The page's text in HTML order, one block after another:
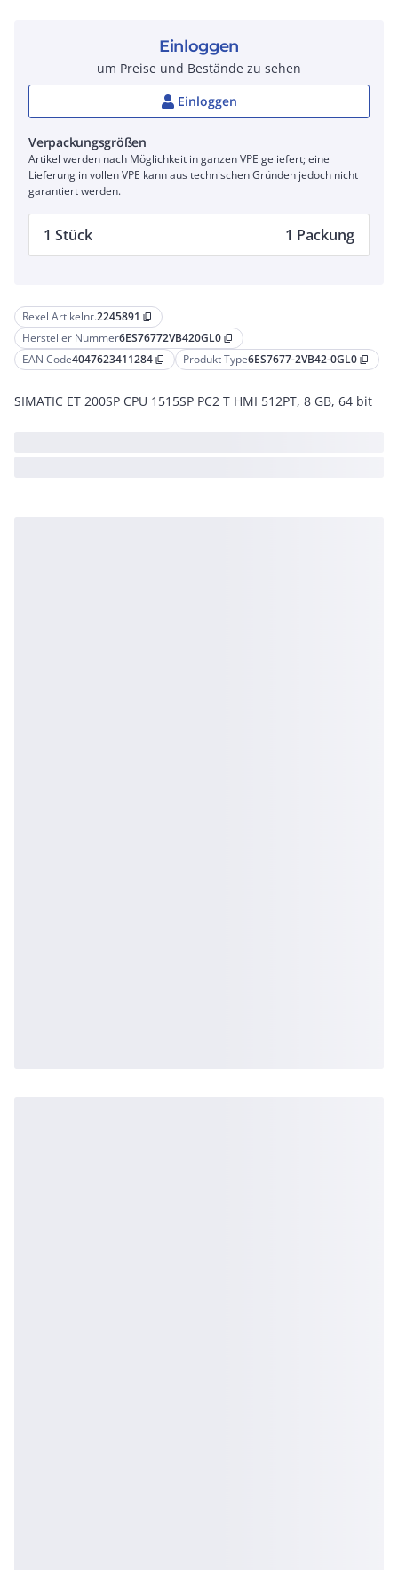
Rexel Artikelnr.2245891 content_copy
Hersteller Nummer6ES76772VB420GL0 content_copy
EAN Code4047623411284 content_copy Produkt Type6ES7677-2VB42-0GL0 content_copy
SIMATIC ET 200SP CPU 1515SP PC2 T HMI 512PT, 8 GB, 64 bit
Einloggen
um Preise und Bestände zu sehen
Einloggen
Verpackungsgrößen
Artikel werden nach Möglichkeit in ganzen VPE geliefert; eine
Lieferung in vollen VPE kann aus technischen Gründen jedoch nicht
garantiert werden.
1 Stück 1 Packung